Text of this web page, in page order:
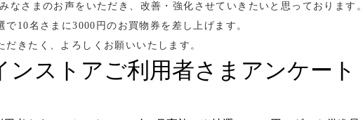
なさまのお声をいただき、改善・強化させていきたいと思っております。
10名さまに3000円のお買物券を差し上げます。
きたく、よろしくお願いいたします。